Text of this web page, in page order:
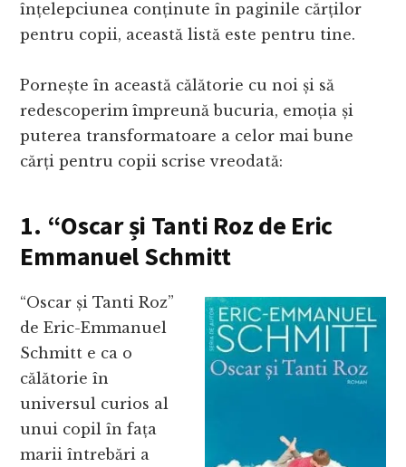
înțelepciunea conținute în paginile cărților
pentru copii, această listă este pentru tine.
Pornește în această călătorie cu noi și să
redescoperim împreună bucuria, emoția și
puterea transformatoare a celor mai bune
cărți pentru copii scrise vreodată:
1. “Oscar și Tanti Roz de Eric
Emmanuel Schmitt
“Oscar și Tanti Roz”
de Eric-Emmanuel
Schmitt e ca o
călătorie în
universul curios al
unui copil în fața
marii întrebări a